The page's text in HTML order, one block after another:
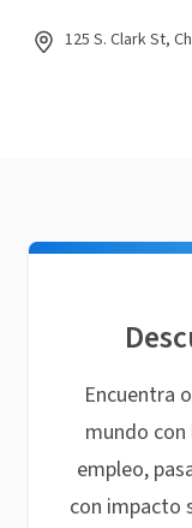
125 S. Clark St,
Encuentra
mundo
empleo,
con impacto